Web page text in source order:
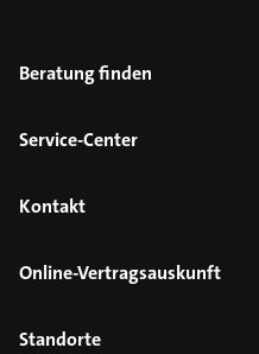
Beratung finden
Service-Center
Kontakt
Online-Vertragsauskunft
Standorte